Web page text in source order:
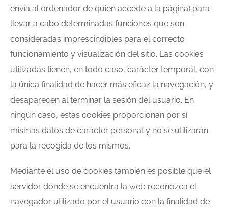
envía al ordenador de quien accede a la página) para
llevar a cabo determinadas funciones que son
consideradas imprescindibles para el correcto
funcionamiento y visualización del sitio. Las cookies
utilizadas tienen, en todo caso, carácter temporal, con
la única finalidad de hacer más eficaz la navegación, y
desaparecen al terminar la sesión del usuario. En
ningún caso, estas cookies proporcionan por sí
mismas datos de carácter personal y no se utilizarán
para la recogida de los mismos.
Mediante el uso de cookies también es posible que el
servidor donde se encuentra la web reconozca el
navegador utilizado por el usuario con la finalidad de